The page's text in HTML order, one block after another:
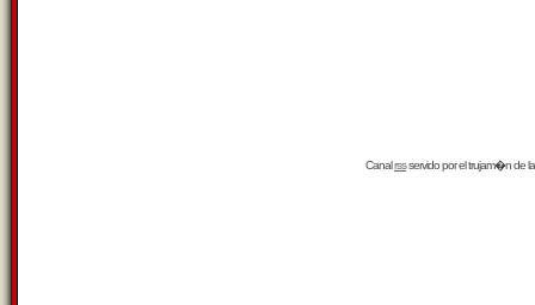
Canalrssservido por eltrujam�nde